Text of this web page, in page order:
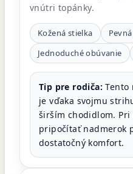
vnútri topánky.
Kožená stielka
Jednoduché obúvanie
Tip pre rodiča: Tento
je vďaka svojmu
širším chodidlom.
pripočítať nadmerok
dostatočný komfort.